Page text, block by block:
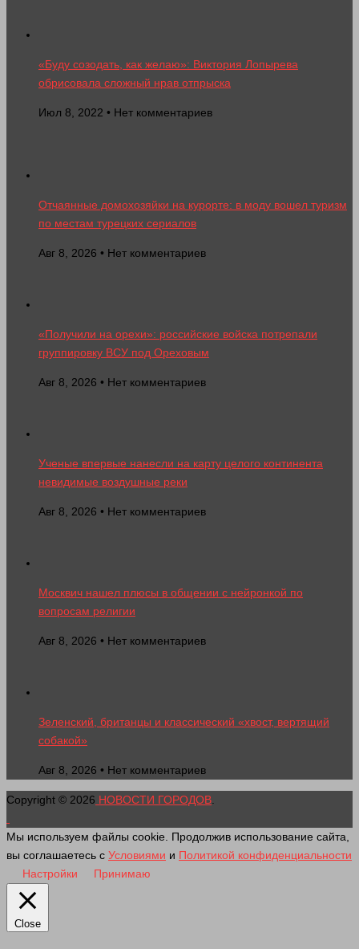
«Буду созодать, как желаю»: Виктория Лопырева
обрисовала сложный нрав отпрыска
Июл 8, 2022 • Нет комментариев
Отчаянные домохозяйки на курорте: в моду вошел туризм
по местам турецких сериалов
Авг 8, 2026 • Нет комментариев
«Получили на орехи»: российские войска потрепали
группировку ВСУ под Ореховым
Авг 8, 2026 • Нет комментариев
Ученые впервые нанесли на карту целого континента
невидимые воздушные реки
Авг 8, 2026 • Нет комментариев
Москвич нашел плюсы в общении с нейронкой по
вопросам религии
Авг 8, 2026 • Нет комментариев
Зеленский, британцы и классический «хвост, вертящий
собакой»
Авг 8, 2026 • Нет комментариев
Copyright © 2026 НОВОСТИ ГОРОДОВ
Мы используем файлы cookie. Продолжив использование сайта,
вы соглашаетесь с Условиями и Политикой конфиденциальности
Настройки
Принимаю
Close